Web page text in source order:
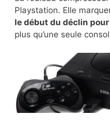
Playstation. Elle
le début du déclin pour
plus qu’une seule